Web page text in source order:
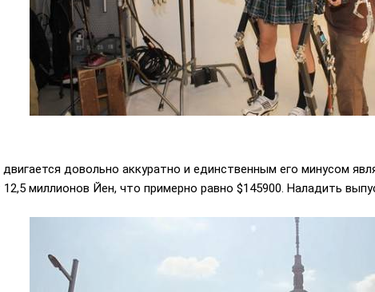
довольно аккуратно и единственным его минусом
миллионов Йен, что примерно равно $145900. Наладить